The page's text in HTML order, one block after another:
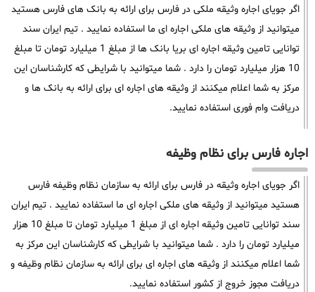
اگر جویای اجاره وثیقه ملکی در فارس برای ارائه به بانک های فارس هستید
میتوانید از وثیقه های ملکی اجاره ای ما استفاده نمایید . تیم ایران سند
توانایی تامین وثیقه اجاره ای بریا بانک ها از مبلغ 1 میلیارد تومان تا مبلغ
10 هزار میلیارد تومان را دارد . شما میتوانید با شرایطی که کارشناسان این
مرکز به شما اعلام میکنند از وثیقه های اجاره ای برای ارائه به بانک ها و
دریافت وام فوری استفاده نمایید.
اجاره فارس برای نظام وظیفه
اگر جویای اجاره وثیقه در فارس برای ارائه به سازمان نظام وظیفه فارس
هستید میتوانید از وثیقه های ملکی اجاره ای ما استفاده نمایید . تیم ایران
سند توانایی تامین وثیقه اجاره ای از مبلغ 1 میلیارد تومان تا مبلغ 10 هزار
میلیارد تومان را دارد . شما میتوانید با شرایطی که کارشناسان این مرکز به
شما اعلام میکنند از وثیقه های اجاره ای برای ارائه به سازمان نظام وظیفه و
دریافت مجوز خروج از کشور استفاده نمایید.